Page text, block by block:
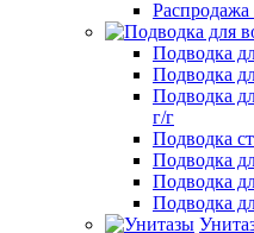
Распродажа
Подводка
Подводка
Подводка
г/г
Подводка
Подводка
Подводка
Подводка